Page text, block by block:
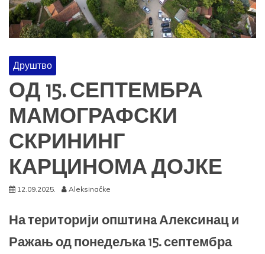
Друштво
ОД 15. СЕПТЕМБРА
МАМОГРАФСКИ
СКРИНИНГ
КАРЦИНОМА ДОЈКЕ
12.09.2025. Aleksinačke
На територији општинa Алексинац и
Ражањ од понедељка 15. септембра